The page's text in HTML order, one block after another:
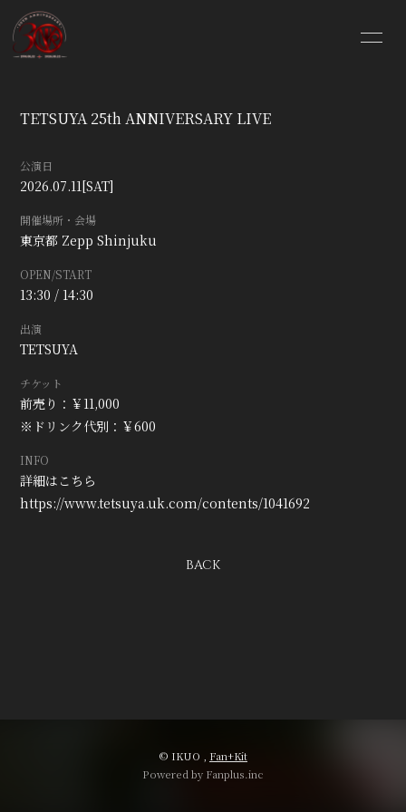
VIDEO
BLOG
PHOTO
会員登録 ログイン
TETSUYA 25th ANNIVERSARY LIVE
公演日
2026.07.11[SAT]
開催場所・会場
東京都 Zepp Shinjuku
OPEN/START
13:30 / 14:30
出演
TETSUYA
チケット
前売り：￥11,000
※ドリンク代別：￥600
INFO
詳細はこちら
https://www.tetsuya.uk.com/contents/1041692
BACK
© IKUO , Fan+Kit
Powered by Fanplus.inc